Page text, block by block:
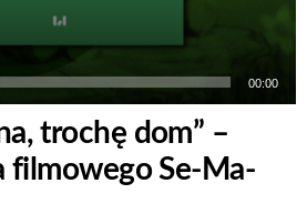
00:00
trochę dom” –
filmowego Se-Ma-